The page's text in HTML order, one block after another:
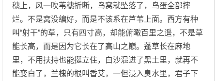
穗上，风一吹苇穗折断，鸟窝就坠落了，鸟蛋全部摔
烂。不是窝没编好，而是不该系在芦苇上面。西方有种
叫“射干”的草，只有四寸高，却能俯瞰百里之遥，不是草
能长高，而是因为它长在了高山之巅。蓬草长在麻地
里，不用扶持也能挺立住，白沙混进了黑土里，就再不
能变白了，兰槐的根叫香艾，一但浸入臭水里，君子下